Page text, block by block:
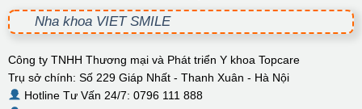
Nha khoa VIET SMILE
Công ty TNHH Thương mại và Phát triển Y khoa Topcare
Trụ sở chính: Số 229 Giáp Nhất - Thanh Xuân - Hà Nội
Hotline Tư Vấn 24/7: 0796 111 888